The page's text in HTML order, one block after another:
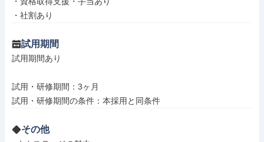
・社割あり
試用期間
試用期間あり
試用・研修期間：3ヶ月
その他